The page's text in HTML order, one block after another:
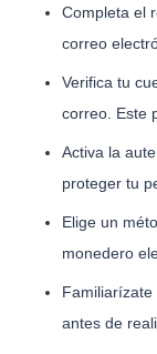
Completa el
correo
Verifica tu
correo. Este
Activa la
proteger tu
Elige un
monedero
antes de